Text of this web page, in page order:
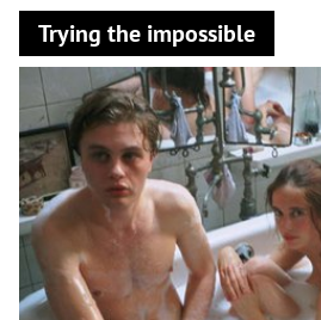
Trying the impossible